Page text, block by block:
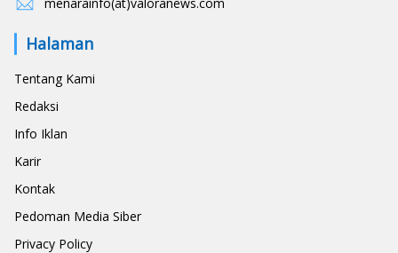
Halaman
Tentang Kami
Redaksi
Info Iklan
Karir
Kontak
Pedoman Media Siber
Privacy Policy